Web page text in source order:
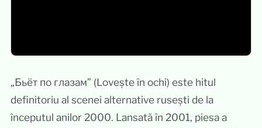
„Бьёт по глазам” (Lovește în ochi) este hitul
definitoriu al scenei alternative rusești de la
începutul anilor 2000. Lansată în 2001, piesa a